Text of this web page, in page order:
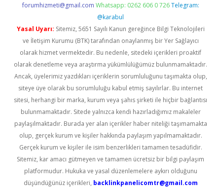
forumhizmeti@gmail.com Whatsapp: 0262 606 0 726 Telegram:
@karabul
Yasal Uyarı: Sitemiz, 5651 Sayılı Kanun gereğince Bilgi Teknolojileri
ve İletişim Kurumu (BTK) tarafından onaylanmış bir Yer Sağlayıcı
olarak hizmet vermektedir. Bu nedenle, sitedeki içerikleri proaktif
olarak denetleme veya araştırma yükümlülüğümüz bulunmamaktadır.
Ancak, üyelerimiz yazdıkları içeriklerin sorumluluğunu taşımakta olup,
siteye üye olarak bu sorumluluğu kabul etmiş sayılırlar. Bu internet
sitesi, herhangi bir marka, kurum veya şahıs şirketi ile hiçbir bağlantısı
bulunmamaktadır. Sitede yalnızca kendi hazırladığımız makaleler
paylaşılmaktadır. Burada yer alan içerikler haber niteliği taşımamakta
olup, gerçek kurum ve kişiler hakkında paylaşım yapılmamaktadır.
Gerçek kurum ve kişiler ile isim benzerlikleri tamamen tesadüfidir.
Sitemiz, kar amacı gütmeyen ve tamamen ücretsiz bir bilgi paylaşım
platformudur. Hukuka ve yasal düzenlemelere aykırı olduğunu
düşündüğünüz içerikleri, backlinkpanelicomtr@gmail.com